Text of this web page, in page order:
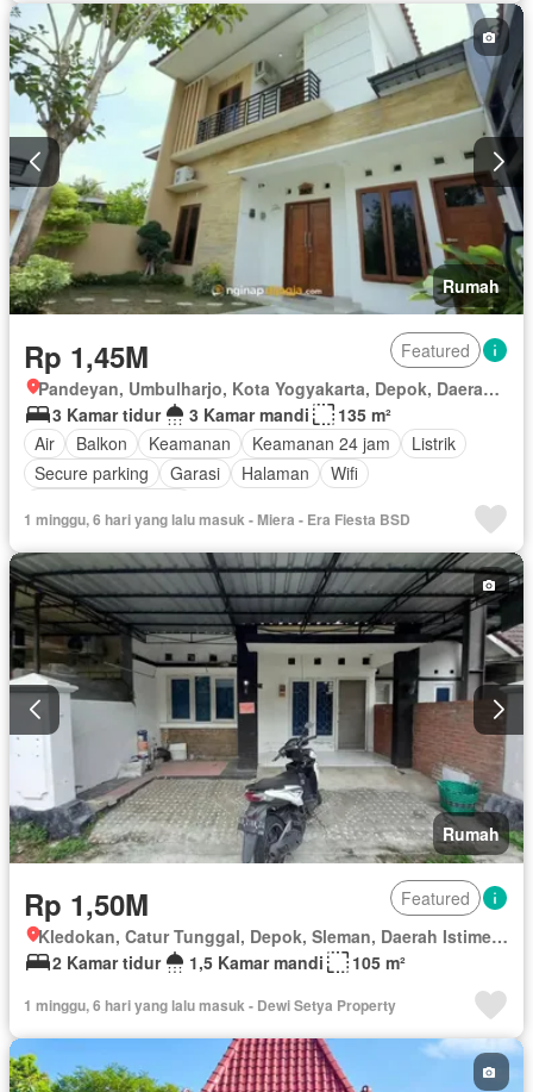
Garasi
Panggang Teras Halaman
Wifi
Tanpa perabotan
Rumah
Rp 1,45M
Featured
Pandeyan, Umbulharjo, Kota Yogyakarta, Depok, Daerah Istimewa Yogyakarta
3 Kamar tidur
3 Kamar mandi
135 m²
Air
Balkon Keamanan Keamanan 24 jam
Listrik
Secure parking
Garasi Halaman
Wifi
1 minggu, 6 hari yang lalu masuk - Miera - Era Fiesta BSD
Rumah
Rp 1,50M
Featured
Kledokan, Catur Tunggal, Depok, Sleman, Daerah Istimewa Yogyakarta
2 Kamar tidur
1,5 Kamar mandi 105 m²
1 minggu, 6 hari yang lalu masuk - Dewi Setya Property